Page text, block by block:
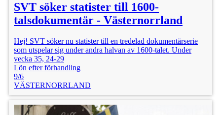
SVT söker statister till 1600-
talsdokumentär - Västernorrland
Hej! SVT söker nu statister till en tredelad dokumentärserie
som utspelar sig under andra halvan av 1600-talet. Under
vecka 35, 24-29
Lön efter förhandling
9/6
VÄSTERNORRLAND